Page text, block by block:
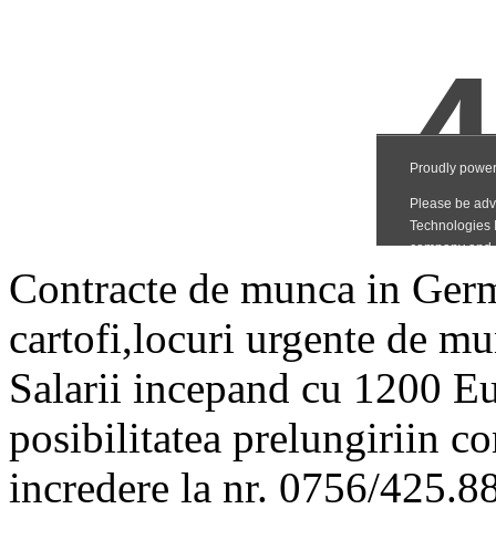
Contracte de munca in
cartofi,locuri urgente de
Salarii incepand cu 1200
posibilitatea prelungiriin
incredere la nr. 0756/